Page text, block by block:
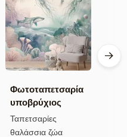
Φωτοταπετσαρία
υποβρύχιος
κόσμος σε παστέλ
χρώματα
Ταπετσαρίες
θαλάσσια ζώα